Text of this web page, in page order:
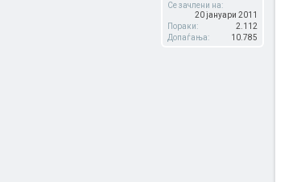
Се зачлени на:
20 јануари 2011
Пораки:
2.112
Допаѓања:
10.785